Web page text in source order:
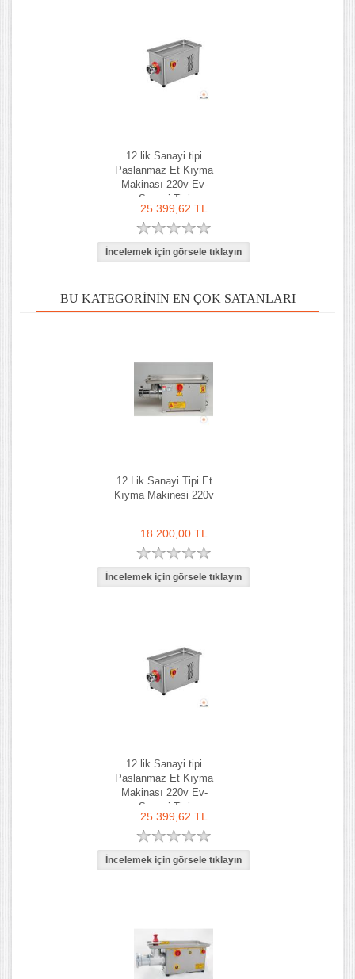
12 lik Sanayi tipi
Paslanmaz Et Kıyma
Makinası 220v Ev-
Sanayi Tipi
25.399,62 TL
BU KATEGORININ EN ÇOK SATANLARI
12 Lik Sanayi Tipi Et
Kıyma Makinesi 220v
18.200,00 TL
12 lik Sanayi tipi
Paslanmaz Et Kıyma
Makinası 220v Ev-
Sanayi Tipi
25.399,62 TL